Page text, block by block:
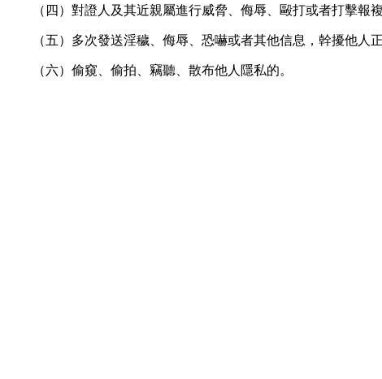
（四）對證人及其近親屬進行威脅、侮辱、毆打或者打擊報複
（五）多次發送淫穢、侮辱、恐嚇或者其他信息，幹擾他人正
（六）偷窺、偷拍、竊聽、散布他人隱私的。